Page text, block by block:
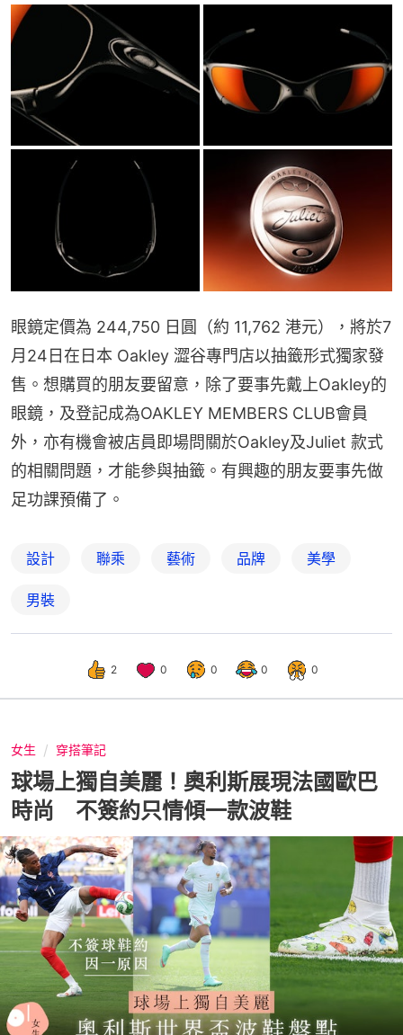
眼鏡定價為 244,750 日圓（約 11,762 港元），將於7
月24日在日本 Oakley 澀谷專門店以抽籤形式獨家發
售。想購買的朋友要留意，除了要事先戴上Oakley的
眼鏡，及登記成為OAKLEY MEMBERS CLUB會員
外，亦有機會被店員即場問關於Oakley及Juliet 款式
的相關問題，才能參與抽籤。有興趣的朋友要事先做
足功課預備了。
設計 聯乘 藝術 品牌 美學
男裝
2 0 0 0 0
女生 穿搭筆記
球場上獨自美麗！奧利斯展現法國歐巴
時尚 不簽約只情傾一款波鞋